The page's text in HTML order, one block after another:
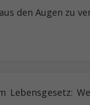
den Augen zu
Lebensgesetz: